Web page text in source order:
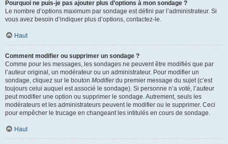
Pourquoi ne puis-je pas ajouter plus d’options à mon sondage ?
Le nombre d’options maximum par sondage est défini par l’administrateur. Si
vous avez besoin d’indiquer plus d’options, contactez-le.
Haut
Comment modifier ou supprimer un sondage ?
Comme pour les messages, les sondages ne peuvent être modifiés que par
l’auteur original, un modérateur ou un administrateur. Pour modifier un
sondage, cliquez sur le bouton Modifierdu premier message du sujet (c’est
toujours celui auquel est associé le sondage). Si personne n’a voté, l’auteur
peut modifier une option ou supprimer le sondage. Autrement, seuls les
modérateurs et les administrateurs peuvent le modifier ou le supprimer. Ceci
pour empêcher le trucage en changeant les intitulés en cours de sondage.
Haut